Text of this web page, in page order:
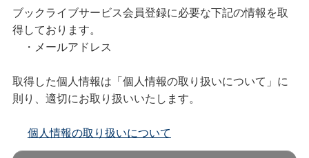
ブックライブサービス会員登録に必要な下記の情報を取
得しております。
・メールアドレス
取得した個人情報は「個人情報の取り扱いについて」に
則り、適切にお取り扱いいたします。
個人情報の取り扱いについて